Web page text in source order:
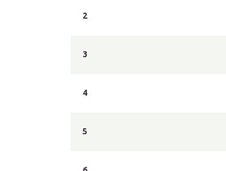
2
3
4
5